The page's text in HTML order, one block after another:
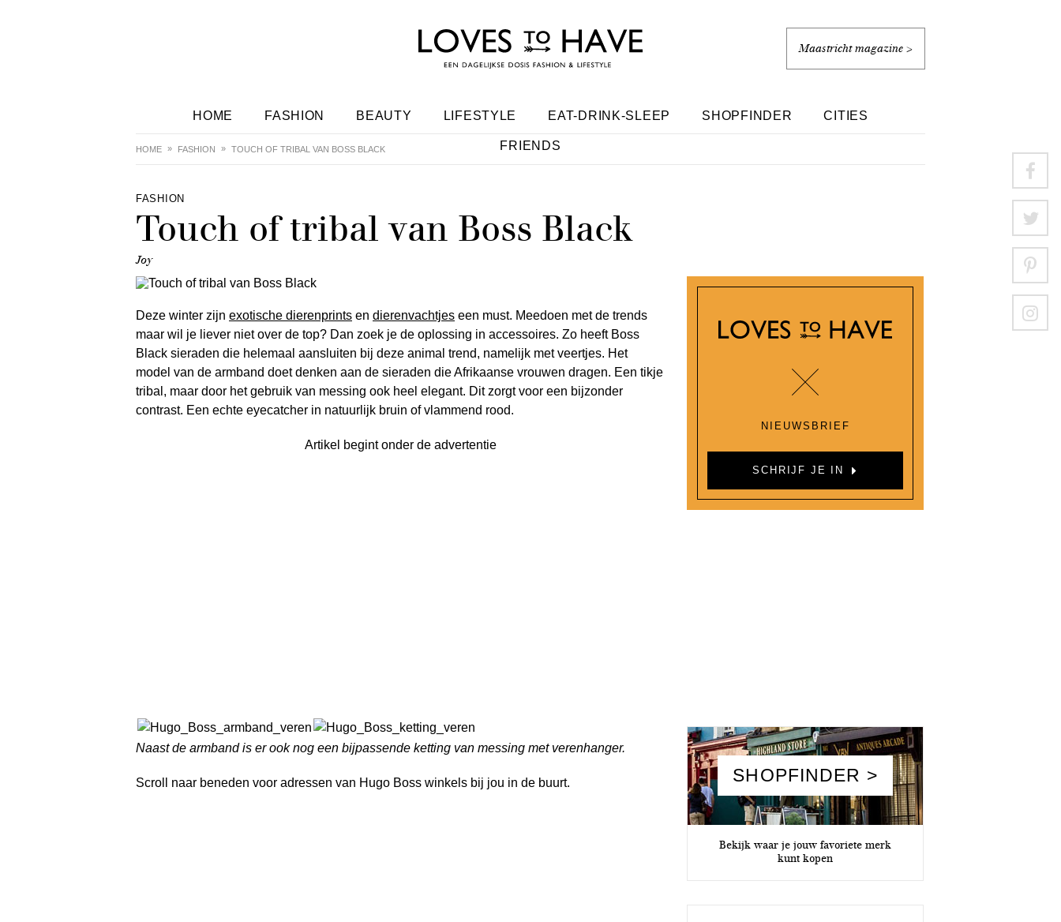
Maastricht magazine >
HOME FASHION BEAUTY LIFESTYLE EAT-DRINK-SLEEP SHOPFINDER CITIES
FRIENDS
HOME FASHION TOUCH OF TRIBAL VAN BOSS BLACK
FASHION
Touch of tribal van Boss Black
Joy
Deze winter zijn exotische dierenprints en dierenvachtjes een must. Meedoen met de trends
maar wil je liever niet over de top? Dan zoek je de oplossing in accessoires. Zo heeft Boss
Black sieraden die helemaal aansluiten bij deze animal trend, namelijk met veertjes. Het
model van de armband doet denken aan de sieraden die Afrikaanse vrouwen dragen. Een tikje
tribal, maar door het gebruik van messing ook heel elegant. Dit zorgt voor een bijzonder
contrast. Een echte eyecatcher in natuurlijk bruin of vlammend rood.
Artikel begint onder de advertentie
Naast de armband is er ook nog een bijpassende ketting van messing met verenhanger.
Scroll naar beneden voor adressen van Hugo Boss winkels bij jou in de buurt.
NIEUWSBRIEF
SCHRIJF JE IN
SHOPFINDER >
Bekijk waar je jouw favoriete merk
kunt kopen